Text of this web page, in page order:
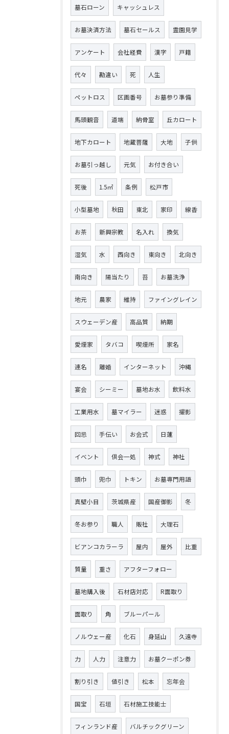
墓石ローン キャッシュレス
お墓決済方法 墓石セールス 霊園見学
アンケート 会社経費 漢字 戸籍
代々 勘違い 死 人生
ペットロス 区画番号 お墓参り準備
馬頭観音 道端 納骨室 丘カロート
地下カロート 地蔵菩薩 大地 子供
お墓引っ越し 元気 お付き合い
死後 1.5㎡ 条例 松戸市
小型墓地 秋田 東北 家印 線香
お茶 新興宗教 名入れ 換気
湿気 水 西向き 東向き 北向き
南向き 陽当たり 苔 お墓洗浄
地元 農家 維持 ファイングレイン
スウェーデン産 高品質 納期
愛煙家 タバコ 喫煙所 家名
連名 離婚 インターネット 沖縄
宴会 シーミー 墓地お水 飲料水
工業用水 墓マイラー 迷惑 撮影
回忌 手伝い お会式 日蓮
イベント 倶会一処 神式 神社
頭巾 兜巾 トキン お墓専門用語
真壁小目 茨城県産 国産御影 冬
冬お参り 職人 販社 大理石
ビアンコカラーラ 屋内 屋外 比重
質量 重さ アフターフォロー
墓地購入後 石材店対応 R面取り
面取り 角 ブルーパール
ノルウェー産 化石 身延山 久遠寺
力 人力 注意力 お墓クーポン券
割り引き 値引き 松本 忘年会
国宝 石垣 石材施工技能士
フィンランド産 バルチックグリーン